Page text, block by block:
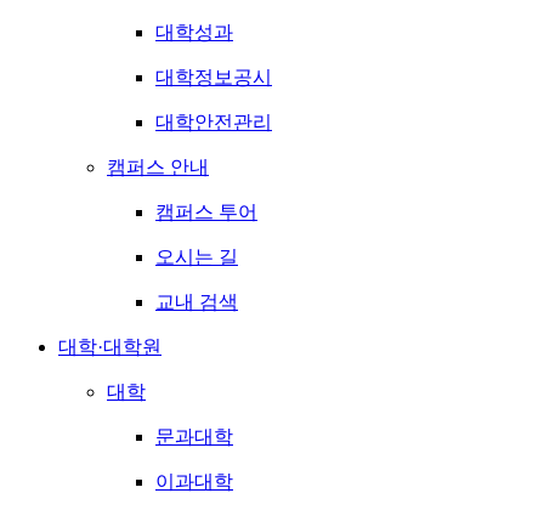
대학성과
대학정보공시
대학안전관리
캠퍼스 안내
캠퍼스 투어
오시는 길
교내 검색
대학·대학원
대학
문과대학
이과대학